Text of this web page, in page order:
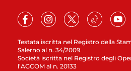
Testata iscritta nel Registro della
Salerno al n. 34/2009
Società iscritta nel Registro degli
l’AGCOM al n. 20133